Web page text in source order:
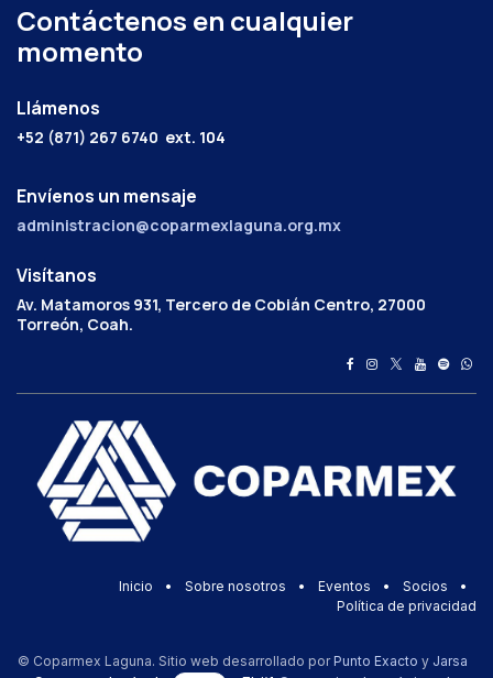
Contáctenos en cualquier
momento
Llámenos
+52 (871) 267 6740 ext. 104
Envíenos un mensaje
administracion@coparmexlaguna.org.mx
Visítanos
Av. Matamoros 931, Tercero de Cobián Centro, 27000
Torreón, Coah.
Inicio • Sobre nosotros • Eventos • Socios
•
Política de privacidad
© Coparmex Laguna. Sitio web desarrollado por Punto Exacto y Jarsa